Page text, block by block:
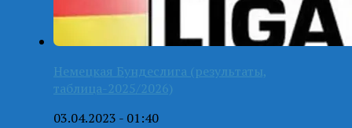
Немецкая Бундеслига (результаты,
таблица-2025/2026)
03.04.2023 - 01:40